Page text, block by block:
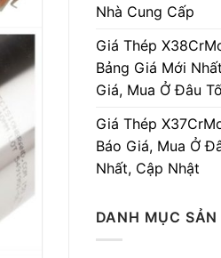
Nhà Cung Cấp
Giá Thép
Bảng Giá Mới
Giá, Mua Ở Đâu
Giá Thép
Báo Giá, Mua Ở
Nhất, Cập Nhật
DANH MỤC SẢN